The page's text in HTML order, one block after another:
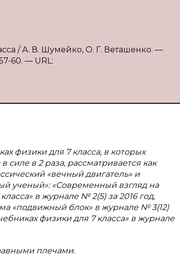
/ А. В. Шумейко, О. Г. Веташенко. —
60. — URL:
физики для 7 класса, в которых
в силе в 2 раза, рассматривается как
«вечный двигатель» и
ученый»: «Современный взгляд на
в журнале № 2(5) за 2016 год,
«подвижный блок» в журнале № 3(12)
физики для 7 класса» в журнале
плечами.